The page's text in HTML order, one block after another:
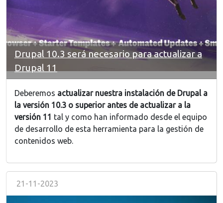
Drupal 10.3 será necesario para actualizar a
Drupal 11
Deberemos actualizar nuestra instalación de Drupal a
la versión 10.3 o superior antes de actualizar a la
versión 11 tal y como han informado desde el equipo
de desarrollo de esta herramienta para la gestión de
contenidos web.
21-11-2023